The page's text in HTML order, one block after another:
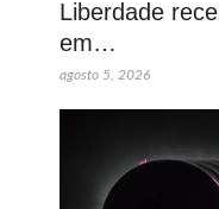
Liberdade
em…
agosto 5, 2026